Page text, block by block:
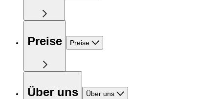
Preise Preise
Über uns Über uns